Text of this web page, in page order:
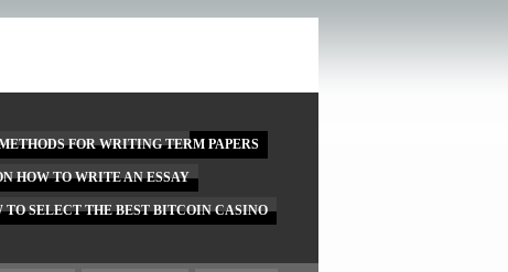
FOR WRITING TERM PAPERS
HOW TO WRITE AN ESSAY
TO SELECT THE BEST BITCOIN CASINO